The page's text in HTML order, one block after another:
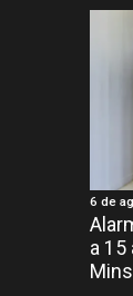
a
6 de